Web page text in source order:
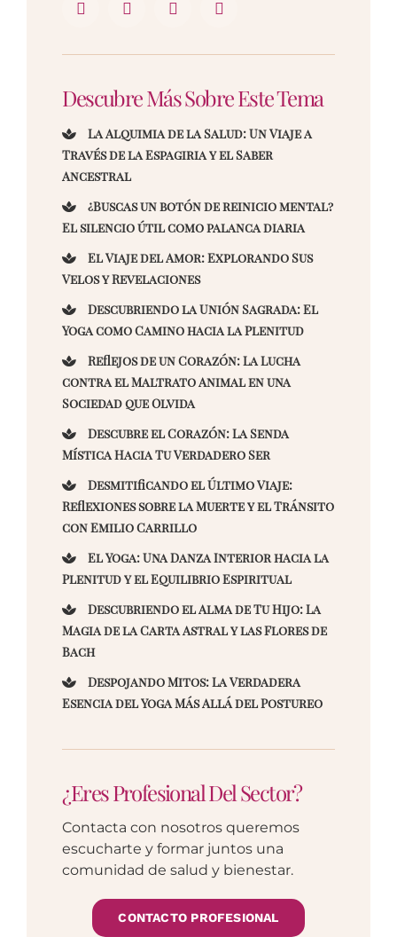
Descubre Más Sobre Este Tema
La Alquimia de la Salud: Un Viaje a
Través de la Espagiria y el Saber
Ancestral
¿Buscas un botón de reinicio mental?
El silencio útil como palanca diaria
El Viaje del Amor: Explorando Sus
Velos y Revelaciones
Descubriendo la Unión Sagrada: El
Yoga como Camino hacia la Plenitud
Reflejos de un Corazón: La Lucha
contra el Maltrato Animal en una
Sociedad que Olvida
Descubre el Corazón: La Senda
Mística Hacia Tu Verdadero Ser
Desmitificando el Último Viaje:
Reflexiones sobre la Muerte y el Tránsito
con Emilio Carrillo
El Yoga: Una Danza Interior hacia la
Plenitud y el Equilibrio Espiritual
Descubriendo el Alma de Tu Hijo: La
Magia de la Carta Astral y las Flores de
Bach
Despojando Mitos: La Verdadera
Esencia del Yoga Más Allá del Postureo
¿Eres Profesional Del Sector?
Contacta con nosotros queremos
escucharte y formar juntos una
comunidad de salud y bienestar.
CONTACTO PROFESIONAL